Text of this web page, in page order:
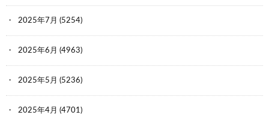
2025年7月 (5254)
2025年6月 (4963)
2025年5月 (5236)
2025年4月 (4701)